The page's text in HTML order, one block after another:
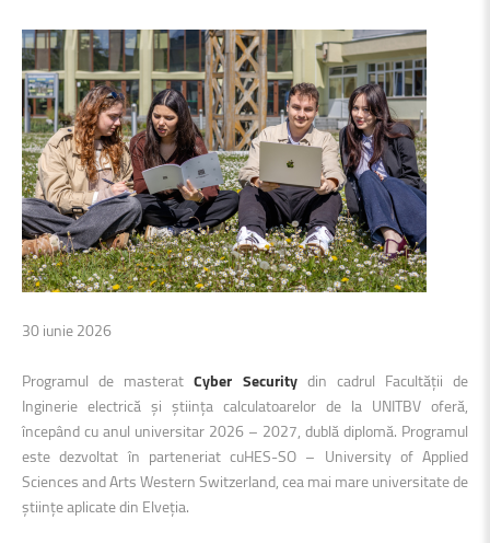
30 iunie 2026
Programul de masteratCyber Security din cadrul Facultății de
Inginerie electrică și știința calculatoarelor de la UNITBV oferă,
începând cu anul universitar 2026 – 2027, dublă diplomă. Programul
este dezvoltat în parteneriat cuHES-SO – University of Applied
Sciences and Arts Western Switzerland, cea mai mare universitate de
științe aplicate din Elveția.